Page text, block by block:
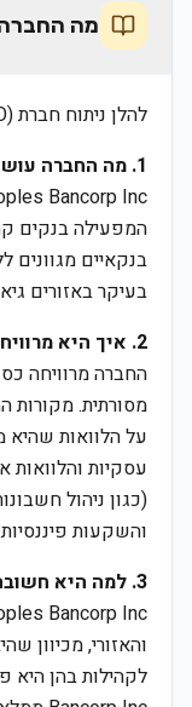
מה
להלן ניתוח חברת Peoples Bancorp Inc (PEBO):
1. מה החברה עושה?
המפעילה בנקים
בנקאיים מגוונים
בעיקר באזורים
2. איך היא מרוויחה כסף?
החברה מרוויחה
מסורתית. מקורות
על הלוואות שהיא
עסקיות והלוואות
(כגון ניהול
והשקעות
3. למה היא חשובה בשוק?
והאזורי, מכיוון